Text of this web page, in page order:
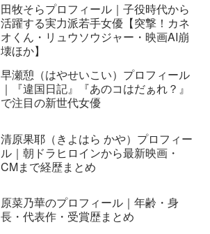
田牧そらプロフィール｜子役時代から
活躍する実力派若手女優【突撃！カネ
オくん・リュウソウジャー・映画AI崩
壊ほか】
早瀬憩（はやせいこい）プロフィール
｜『違国日記』『あのコはだぁれ？』
で注目の新世代女優
清原果耶（きよはら かや）プロフィー
ル｜朝ドラヒロインから最新映画・
CMまで経歴まとめ
原菜乃華のプロフィール｜年齢・身
長・代表作・受賞歴まとめ